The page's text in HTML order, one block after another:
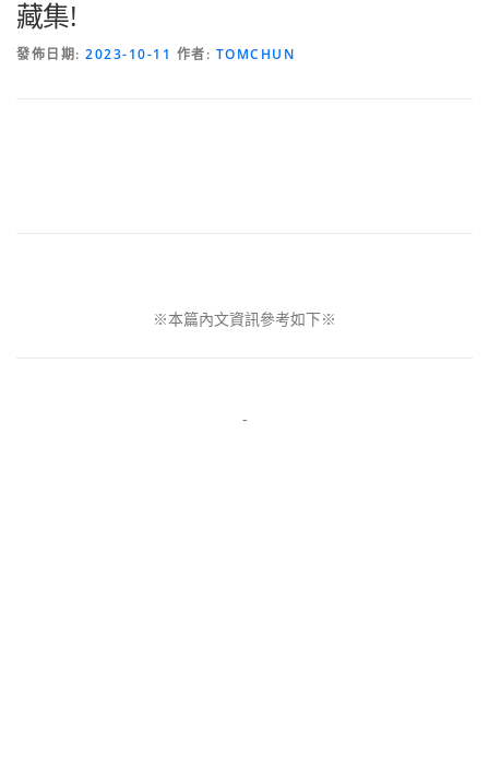
藏集!
發佈日期: 2023-10-11 作者: TOMCHUN
※本篇內文資訊參考如下※
-